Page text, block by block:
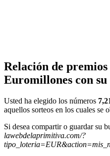
Relación de premios
Euromillones con
Usted ha elegido los números
aquellos sorteos en los cuales se
Si desea compartir o guardar su
lawebdelaprimitiva.com/?